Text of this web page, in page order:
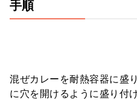
手順
混ぜカレーを耐熱容器に盛
に穴を開けるように盛り付